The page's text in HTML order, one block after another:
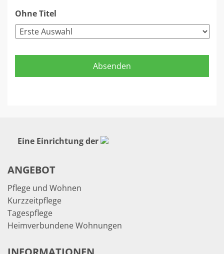
Ohne Titel
Eine Einrichtung der
ANGEBOT
Pflege und Wohnen
Kurzzeitpflege
Tagespflege
Heimverbundene Wohnungen